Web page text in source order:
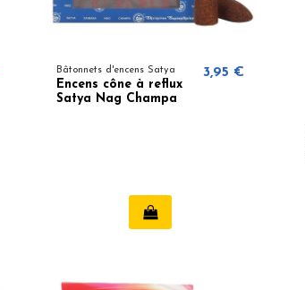
Bâtonnets d'encens Satya
Encens cône à reflux
Satya Nag Champa
3,95 €